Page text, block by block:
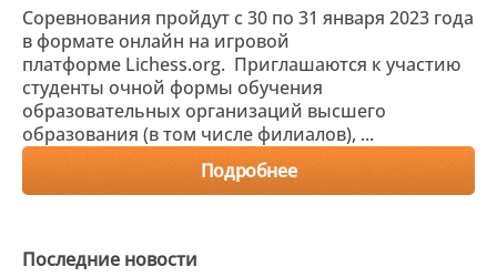
Соревнования пройдут с 30 по 31 января 2023 года
в формате онлайн на игровой
платформе Lichess.org. Приглашаются к участию
студенты очной формы обучения
образовательных организаций высшего
образования (в том числе филиалов), ...
Подробнее
Последние новости